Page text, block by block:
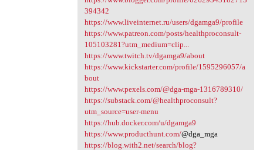
394342
https://www.liveinternet.ru/users/dgamga9/profile
https://www.patreon.com/posts/healthproconsult-
105103281?utm_medium=clip...
https://www.twitch.tv/dgamga9/about
https://www.kickstarter.com/profile/1595296057/a
bout
https://www.pexels.com/@dga-mga-1316789310/
https://substack.com/@healthproconsult?
utm_source=user-menu
https://hub.docker.com/u/dgamga9
https://www.producthunt.com/@dga_mga
https://blog.with2.net/search/blog?